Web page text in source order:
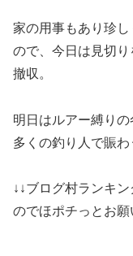
家の用事もあり珍
ので、今日は見切
撤収。
明日はルアー縛り
多くの釣り人で賑わ
↓↓ブログ村ランキ
のでほポチっとお願